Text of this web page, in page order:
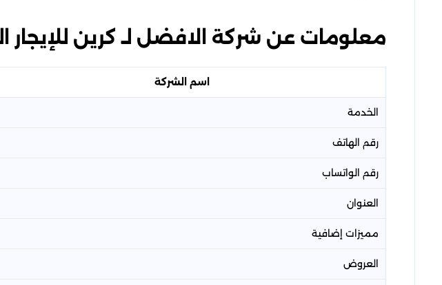
معلومات عن شركة الافضل لـ كرين للإيجار
اسم الشركة
الخدمة
رقم الهاتف
رقم الواتساب
العنوان
مميزات إضافية
العروض